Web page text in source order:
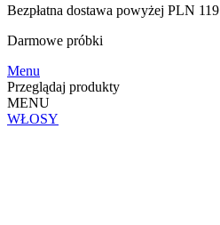
Bezpłatna dostawa powyżej PLN 119
Darmowe próbki
Menu
Przeglądaj produkty
MENU
WŁOSY